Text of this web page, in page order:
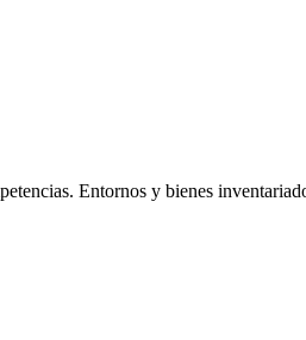
Entornos y bienes